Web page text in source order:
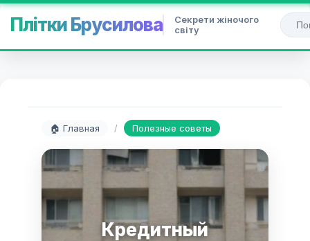
Плітки Брусилова
Секрети жіночого
світу
🏠 Главная / Полезные советы
Кредитный